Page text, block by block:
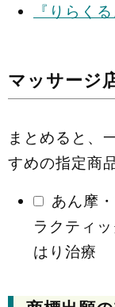
『りらくる
マッサージ
まとめると、
すめの指定商
あん摩
ラクティ
はり治療